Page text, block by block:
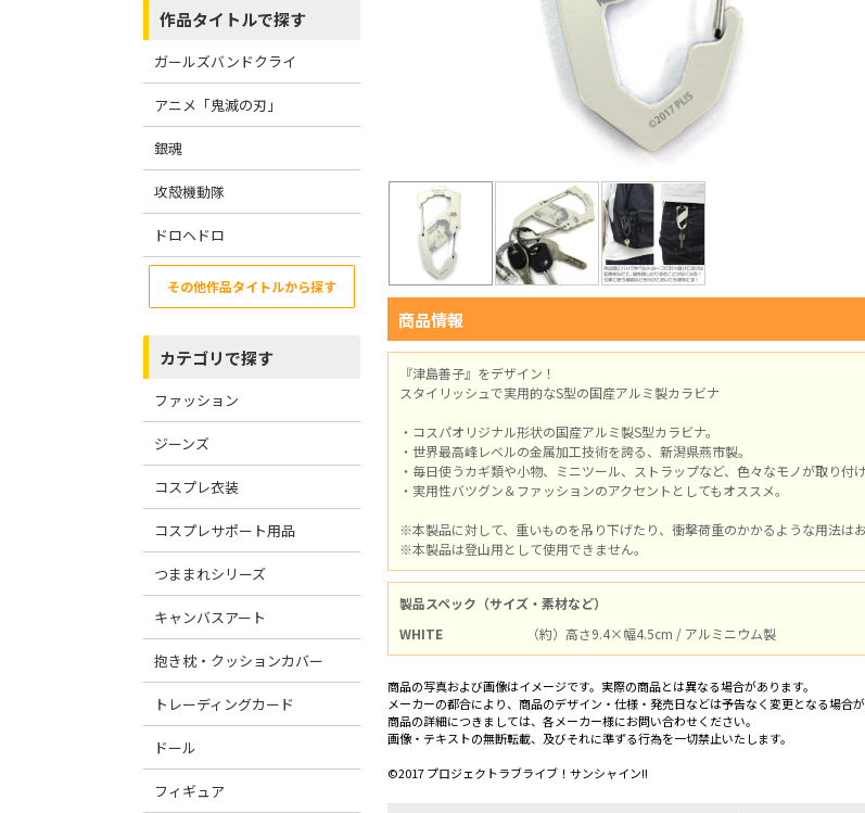
作品タイトルで探す
ガールズバンドクライ
アニメ「鬼滅の刃」
銀魂
攻殻機動隊
ドロヘドロ
その他作品タイトルから探す
カテゴリで探す
ファッション
ジーンズ
コスプレ衣装
コスプレサポート用品
つままれシリーズ
キャンバスアート
抱き枕・クッションカバー
トレーディングカード
ドール
フィギュア
商品情報
『津島善子』をデザイン！
スタイリッシュで実用的なS型の国産アルミ製カラビナ
・コスパオリジナル形状の国産アルミ製S型カラビナ。
・世界最高峰レベルの金属加工技術を誇る、新潟県燕市製。
・毎日使うカギ類や小物、ミニツール、ストラップなど、色々なモノが取り付
・実用性バツグン＆ファッションのアクセントとしてもオススメ。
※本製品に対して、重いものを吊り下げたり、衝撃荷重のかかるような用法はお
※本製品は登山用として使用できません。
製品スペック（サイズ・素材など）
WHITE
（約）高さ9.4×幅4.5cm / アルミニウム製
商品の写真および画像はイメージです。実際の商品とは異なる場合があります。
メーカーの都合により、商品のデザイン・仕様・発売日などは予告なく変更となる場合が
商品の詳細につきましては、各メーカー様にお問い合わせください。
画像・テキストの無断転載、及びそれに準ずる行為を一切禁止いたします。
©2017 プロジェクトラブライブ！サンシャイン!!